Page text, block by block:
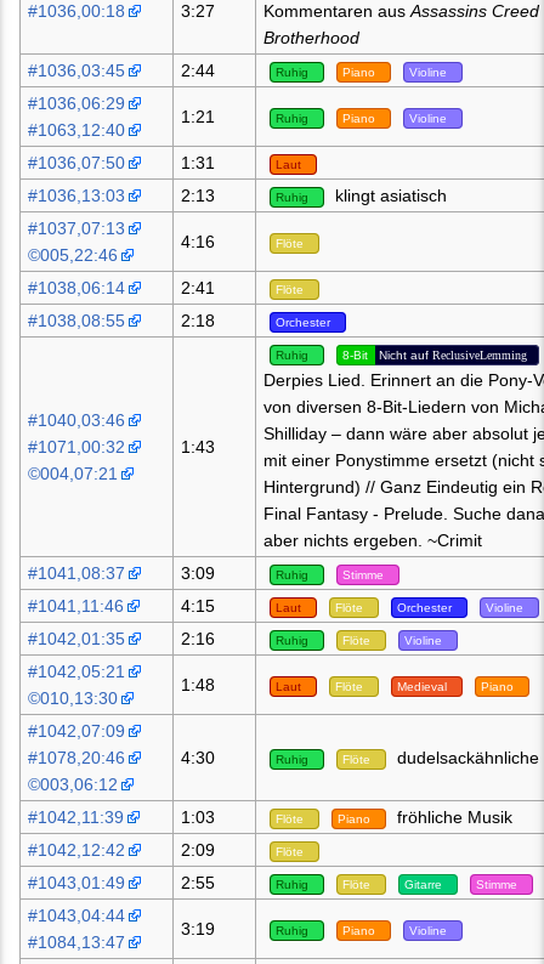
#1036,00:18 3:27
Kommentaren ausAssassins Creed
Brotherhood
#1036,03:45
2:44 Ruhig Piano Violine
#1036,06:29
#1063,12:40
1:21 Ruhig Piano Violine
#1036,07:50 1:31 Laut
#1036,13:03 2:13 Ruhig
klingt asiatisch
#1037,07:13
©005,22:46
4:16 Flöte
#1038,06:14 2:41 Flöte
#1038,08:55 2:18 Orchester
#1040,03:46
#1071,00:32
©004,07:21
1:43
Ruhig 8-Bit Nicht auf ReclusiveLemming
Derpies Lied. Erinnert an die Pony-
von diversen 8-Bit-Liedern von
Shilliday – dann wäre aber absolut
mit einer Ponystimme ersetzt (nicht
Hintergrund) // Ganz Eindeutig ein
Final Fantasy - Prelude. Suche
aber nichts ergeben. ~Crimit
#1041,08:37
3:09 Ruhig Stimme
#1041,11:46 4:15 Laut Flöte Orchester Violine
#1042,01:35 2:16 Ruhig Flöte Violine
#1042,05:21
©010,13:30
1:48 Laut Flöte Medieval Piano
#1042,07:09
#1078,20:46
©003,06:12
4:30 Ruhig Flöte dudelsackähnliche
#1042,11:39 1:03 Flöte Piano
fröhliche Musik
#1042,12:42
2:09 Flöte
#1043,01:49 2:55 Ruhig Flöte Gitarre Stimme
#1043,04:44
#1084,13:47
3:19 Ruhig Piano Violine